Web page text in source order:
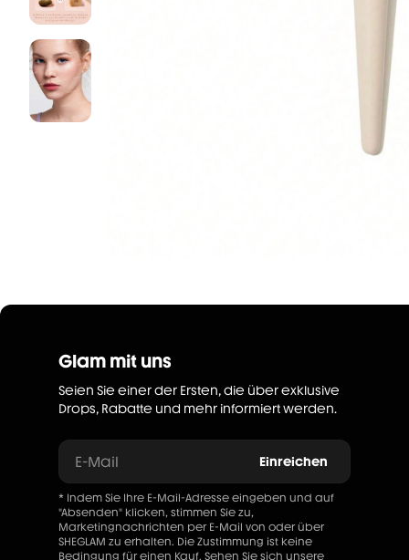
Glam mit uns
Seien Sie einer der Ersten, die über exklusive
Drops, Rabatte und mehr informiert werden.
E-Mail Einreichen
* Indem Sie Ihre E-Mail-Adresse eingeben und auf
"Absenden" klicken, stimmen Sie zu,
Marketingnachrichten per E-Mail von oder über
SHEGLAM zu erhalten. Die Zustimmung ist keine
Bedingung für einen Kauf. Sehen Sie sich unsere